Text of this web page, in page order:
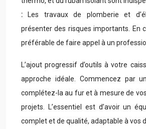
: Les travaux de plomberie et
présenter des risques importants. En
préférable de faire appel à un
L’ajout progressif d’outils à votre
approche idéale. Commencez par
complétez-la au fur et à mesure de
projets. L’essentiel est d’avoir un
complet et de qualité, adaptable à vos